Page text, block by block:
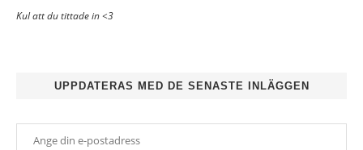
Kul att du tittade in <3
UPPDATERAS MED DE SENASTE INLÄGGEN